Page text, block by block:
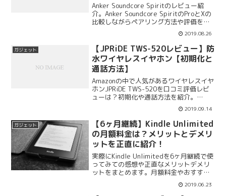
Anker Soundcore Spiritのレビュー紹
介。Anker Soundcore SpiritのProとXの
比較しながらペアリング方法や評価をま
とめます。Anker Soundcore Spiritの音
質や音の遅延、値段の違いもまとめてい
きます。
2019.08.26
ガジェット
【JPRiDE TWS-520レビュー】防
水ワイヤレスイヤホン【初期化と
通話方法】
Amazonの中で人気があるワイヤレスイヤ
ホンJPRiDE TWS-520を口コミ評価レビ
ューは？初期化や通話方法を紹介。
JPRiDE TWS-520の使い方やペアリング
方法、付属品、スペック、口コミ評価レ
ビューをまとめます。2018にデザイン賞
受賞しています。
2019.09.14
ガジェット
【6ヶ月継続】Kindle Unlimited
の月額料金は？メリットとデメリ
ットを正直に紹介！
実際にKindle Unlimitedを6ヶ月継続で使
ってみての感想や正直なメリットデメリ
ットをまとめます。月額料金やおすすめ
の使い方も紹介します。Kindle
Unlimitedは定額の月額料金で本を読み放
2019.06.23